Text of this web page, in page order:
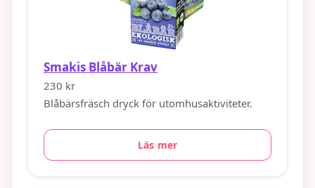
Smakis Blåbär Krav
230 kr
Blåbärsfräsch dryck för utomhusaktiviteter.
Läs mer